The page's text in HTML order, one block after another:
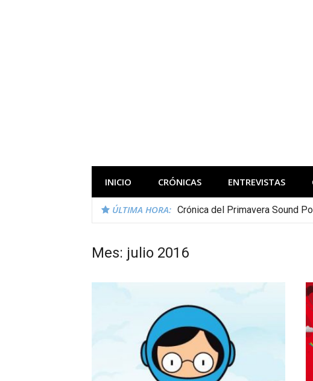
INICIO CRÓNICAS ENTREVISTAS
ÚLTIMA HORA: Crónica del Primavera Sound
Mes: julio 2016